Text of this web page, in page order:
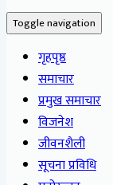
Toggle navigation
गृहपृष्ठ
समाचार
प्रमुख समाचार
विजनेश
जीवनशैली
सूचना प्रविधि